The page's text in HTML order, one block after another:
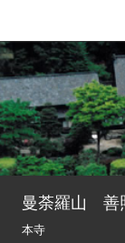
曼荼羅山 善
本寺